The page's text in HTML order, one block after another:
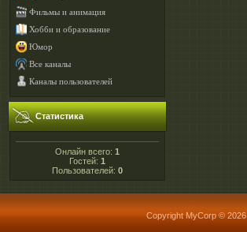
Фильмы и анимация
Хобби и образование
Юмор
Все каналы
Каналы пользователей
Статистика
Онлайн всего: 1
Гостей: 1
Пользователей: 0
Copyright MyCorp © 2026